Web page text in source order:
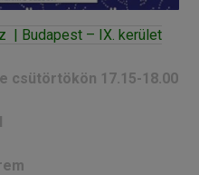
| Budapest – IX. kerület
csütörtökön 17.15-18.00